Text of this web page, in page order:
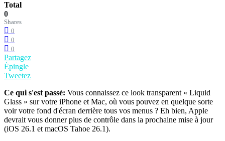
Total
0
Shares
0
0
0
Partagez
Épingle
Tweetez
Ce qui s'est passé: Vous connaissez ce look transparent « Liquid
Glass » sur votre iPhone et Mac, où vous pouvez en quelque sorte
voir votre fond d'écran derrière tous vos menus ? Eh bien, Apple
devrait vous donner plus de contrôle dans la prochaine mise à jour
(iOS 26.1 et macOS Tahoe 26.1).